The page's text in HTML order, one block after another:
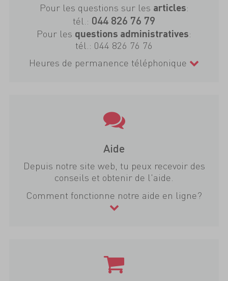
Pour les questions sur les articles:
tél.: 044 826 76 79
Pour les questions administratives:
tél.: 044 826 76 76
Heures de permanence téléphonique
Aide
Depuis notre site web, tu peux recevoir des
conseils et obtenir de l'aide.
Comment fonctionne notre aide en ligne?